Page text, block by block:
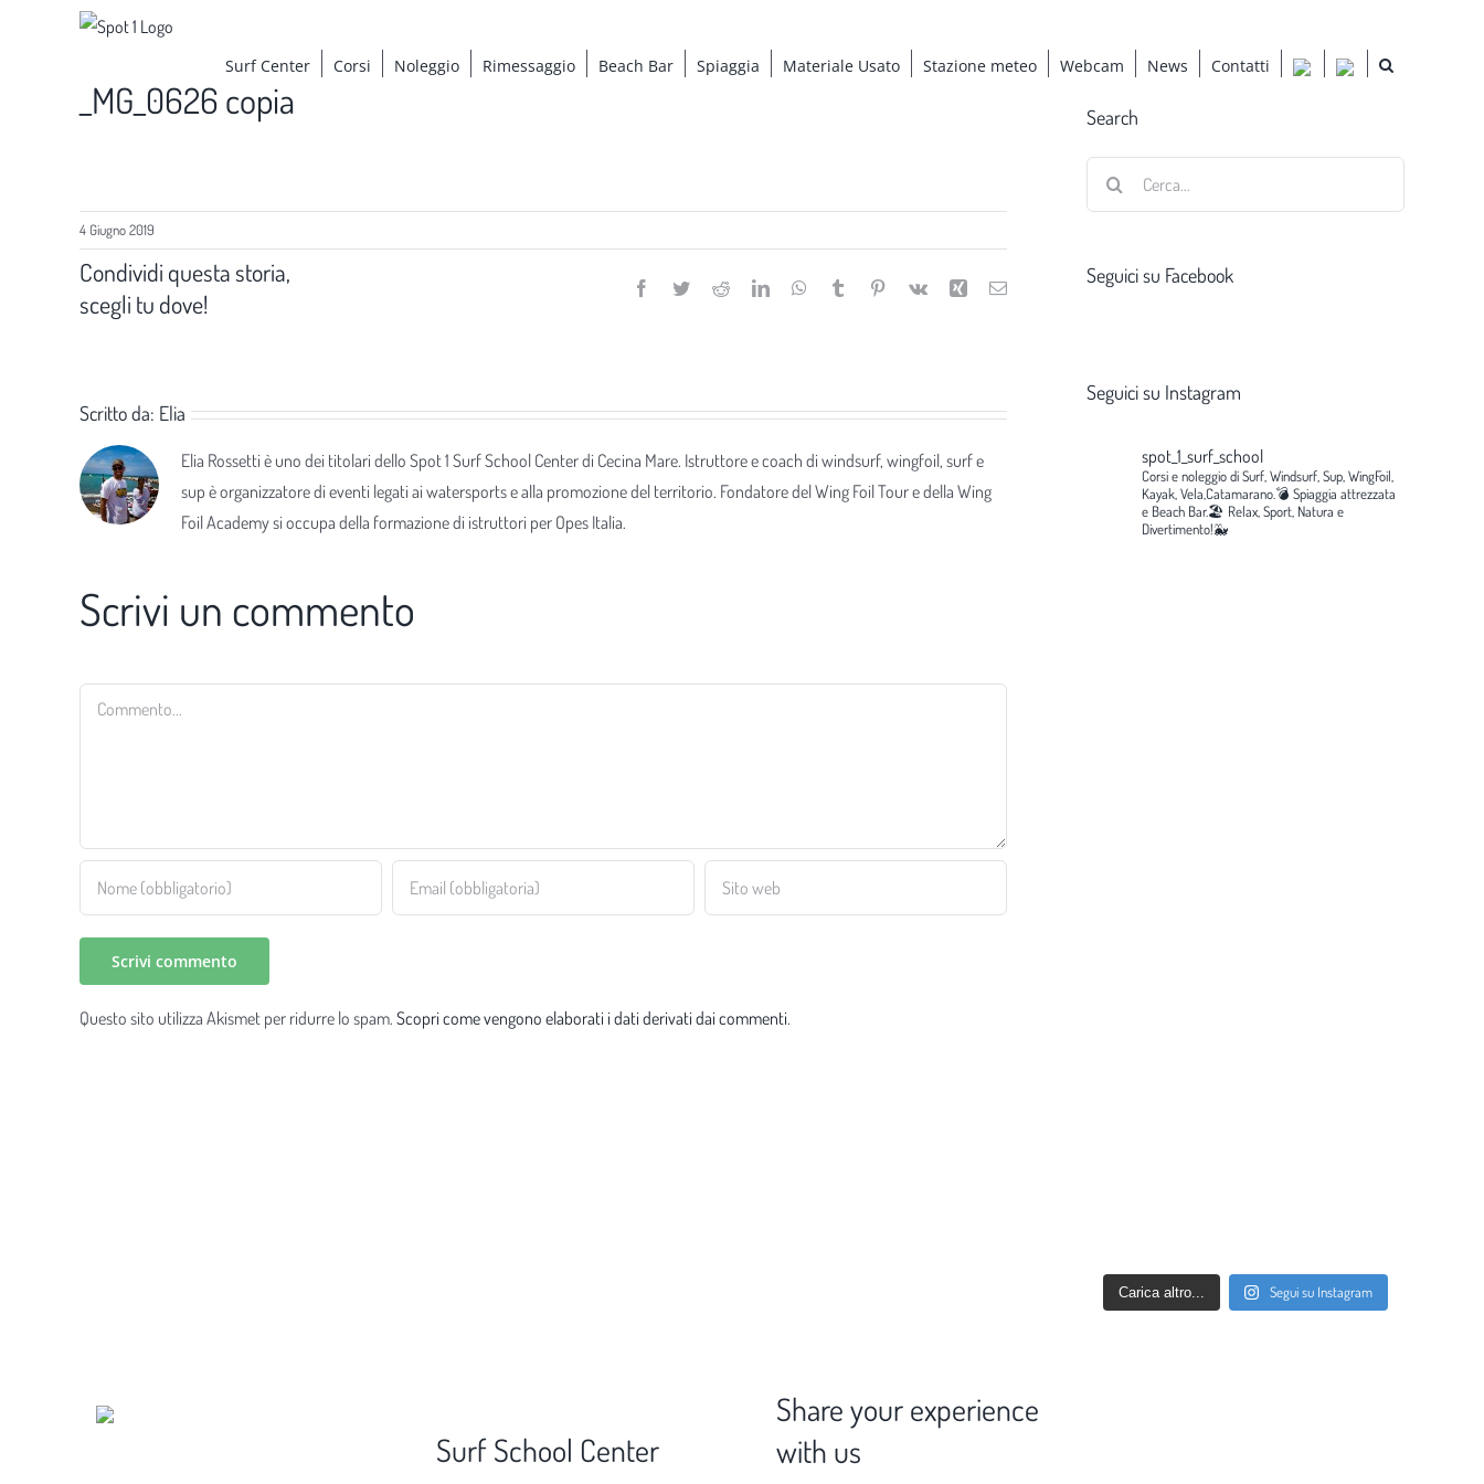
Surf Center Corsi Noleggio Rimessaggio Beach Bar Spiaggia Materiale Usato Stazione meteo Webcam News Contatti
_MG_0626 copia
4 Giugno 2019
Condividi questa storia,
scegli tu dove!
Facebook
TwitterRedditLinkedInWhatsApp
Tumblr Pinterest
Vk Xing Email
Scritto da: Elia
Elia Rossetti è uno dei titolari dello Spot 1 Surf School Center di Cecina Mare. Istruttore e coach di windsurf, wingfoil, surf e
sup è organizzatore di eventi legati ai watersports e alla promozione del territorio. Fondatore del Wing Foil Tour e della Wing
Foil Academy si occupa della formazione di istruttori per Opes Italia.
Scrivi un commento
Commento
Questo sito utilizza Akismet per ridurre lo spam. Scopri come vengono elaborati i dati derivati dai commenti.
Search
Seguici su Facebook
Seguici su Instagram
spot_1_surf_school
Corsi e noleggio di Surf, Windsurf, Sup, WingFoil,
Kayak, Vela,Catamarano.💣 Spiaggia attrezzata
e Beach Bar.🏖️ Relax, Sport, Natura e
Divertimento!🐳
Carica altro... Segui su Instagram
Surf School Center
Share your experience
with us